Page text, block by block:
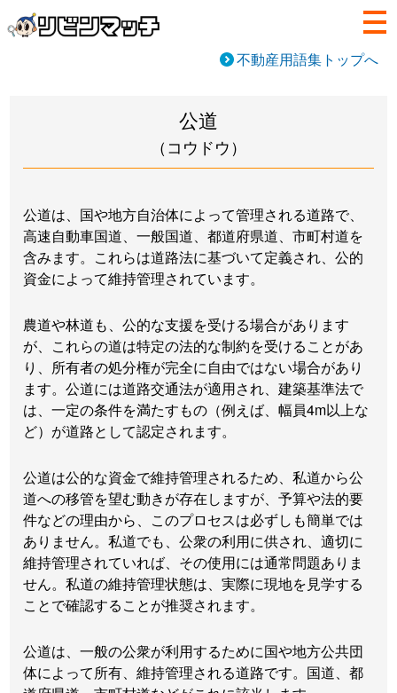
不動産用語集トップへ
公道
（コウドウ）
公道は、国や地方自治体によって管理される道路で、
高速自動車国道、一般国道、都道府県道、市町村道を
含みます。これらは道路法に基づいて定義され、公的
資金によって維持管理されています。
農道や林道も、公的な支援を受ける場合があります
が、これらの道は特定の法的な制約を受けることがあ
り、所有者の処分権が完全に自由ではない場合があり
ます。公道には道路交通法が適用され、建築基準法で
は、一定の条件を満たすもの（例えば、幅員4m以上な
ど）が道路として認定されます。
公道は公的な資金で維持管理されるため、私道から公
道への移管を望む動きが存在しますが、予算や法的要
件などの理由から、このプロセスは必ずしも簡単では
ありません。私道でも、公衆の利用に供され、適切に
維持管理されていれば、その使用には通常問題ありま
せん。私道の維持管理状態は、実際に現地を見学する
ことで確認することが推奨されます。
公道は、一般の公衆が利用するために国や地方公共団
体によって所有、維持管理される道路です。国道、都